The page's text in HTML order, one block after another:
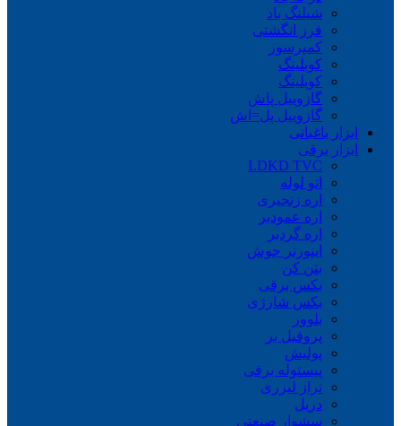
شیلنگ باد
فرز انگشتی
کمپرسور
کوبلینگ
کوپلینگ
گازوییل پاش
گازوییل پل=اش
ابزار باغبانی
ابزار برقی
LDKD TVC
اتو لوله
اره زنجیری
اره عمودبر
اره گردبر
اینورتر جوش
بتن کن
بکس برقی
بکس شارژی
بلوور
پروفیل بر
پولیش
پیستوله برقی
تراز لیزری
دریل
سشوار صنعتی